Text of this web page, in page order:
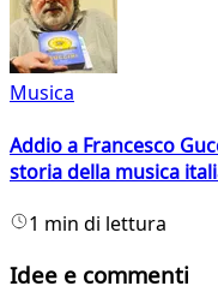
Musica
Addio a Francesco
storia della musica
1 min di lettura
Idee e commenti